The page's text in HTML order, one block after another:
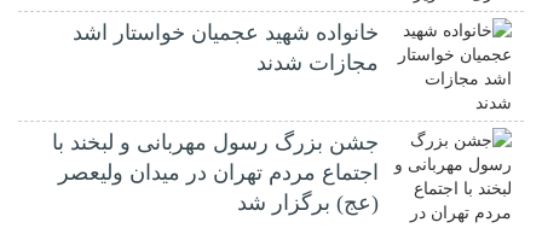
خانواده شهید عجمیان خواستار اشد
مجازات شدند
جشن بزرگ رسول مهربانی و لبخند با
اجتماع مردم تهران در میدان ولیعصر
(عج) برگزار شد